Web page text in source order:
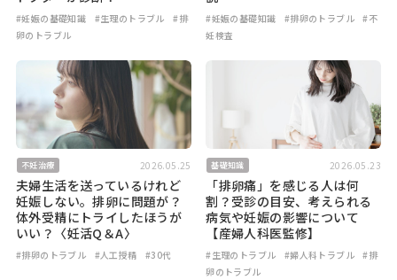
#妊娠の基礎知識 #生理のトラブル
#排
卵のトラブル
#妊娠の基礎知識 #排卵のトラブル
#不
妊検査
不妊治療 2026.05.25
夫婦生活を送っているけれど
妊娠しない。排卵に問題が？
体外受精にトライしたほうが
いい？〈妊活Q＆A〉
#排卵のトラブル #人工授精 #30代
基礎知識 2026.05.23
「排卵痛」を感じる人は何
割？受診の目安、考えられる
病気や妊娠の影響について
【産婦人科医監修】
#生理のトラブル #婦人科トラブル
#排
卵のトラブル